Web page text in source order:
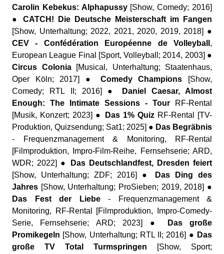
Carolin Kebekus: Alphapussy[Show, Comedy; 2016]
● CATCH! Die Deutsche Meisterschaft im Fangen
[Show, Unterhaltung; 2022, 2021, 2020, 2019, 2018] ●
CEV - Confédération Européenne de Volleyball ,
European League Final [Sport, Volleyball; 2014, 2003] ●
Circus Colonia[Musical, Unterhaltung; Staatenhaus,
Oper Köln; 2017] ● Comedy Champions [Show,
Comedy; RTL II; 2016] ●
Daniel Caesar, Almost
Enough: The Intimate Sessions - Tour RF-Rental
[Musik, Konzert; 2023] ●
Das 1% QuizRF-Rental [TV-
Produktion, Quizsendung; Sat1; 2025] ● Das Begräbnis
- Frequenzmanagement & Monitoring, RF-Rental
[Filmproduktion, Impro-Film-Reihe, Fernsehserie; ARD,
WDR; 2022] ●
Das Deutschlandfest, Dresden feiert
[Show, Unterhaltung; ZDF; 2016] ●
Das Ding des
Jahres [Show, Unterhaltung; ProSieben; 2019, 2018] ●
Das Fest der Liebe- Frequenzmanagement &
Monitoring, RF-Rental [Filmproduktion, Impro-Comedy-
Serie, Fernsehserie; ARD; 2023] ●
Das große
Promikegeln [Show, Unterhaltung; RTL II; 2016] ● Das
große TV Total Turmspringen [Show, Sport;